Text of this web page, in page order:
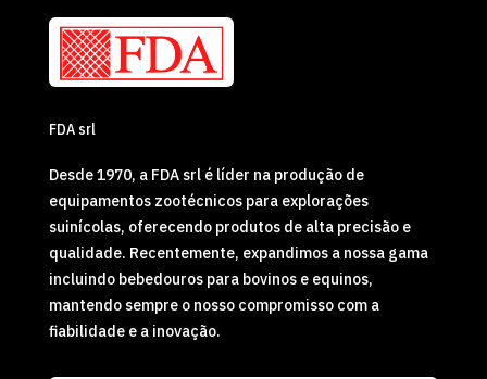
FDA srl
Desde 1970, a FDA srl é líder na produção de
equipamentos zootécnicos para explorações
suinícolas, oferecendo produtos de alta precisão e
qualidade. Recentemente, expandimos a nossa gama
incluindo bebedouros para bovinos e equinos,
mantendo sempre o nosso compromisso com a
fiabilidade e a inovação.